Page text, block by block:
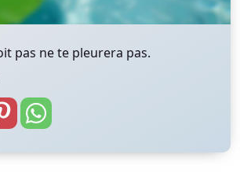
pas ne te pleurera pas.